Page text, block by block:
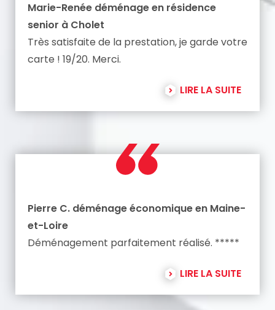
Marie-Renée déménage en résidence
senior à Cholet
Très satisfaite de la prestation, je garde votre
carte ! 19/20. Merci.
LIRE LA SUITE
Pierre C. déménage économique en Maine-
et-Loire
Déménagement parfaitement réalisé. *****
LIRE LA SUITE